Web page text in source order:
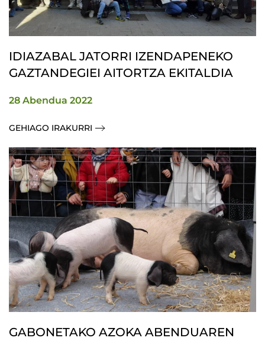
IDIAZABAL JATORRI IZENDAPENEKO
GAZTANDEGIEI AITORTZA EKITALDIA
28 Abendua 2022
GEHIAGO IRAKURRI
GABONETAKO AZOKA ABENDUAREN